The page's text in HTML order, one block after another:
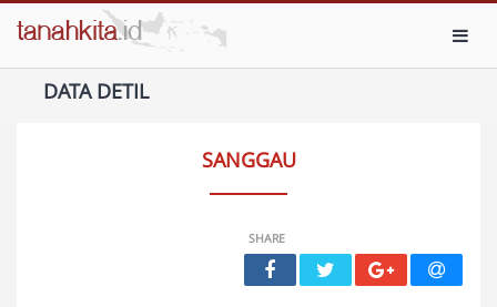
DATA DETIL
SANGGAU
SHARE